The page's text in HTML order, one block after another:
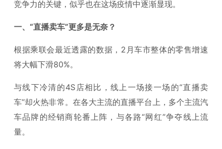
竞争力的关键，似乎也在这场疫情中逐渐显现。
一、“直播卖车”更多是无奈？
根据乘联会最近透露的数据，2月车市整体的零售增速
将大幅下滑80%。
与线下冷清的4S店相比，线上一场接一场的“直播卖
车”却火热非常。在各大主流的直播平台上，多个主流汽
车品牌的经销商轮番上阵，与各路“网红”争夺线上流
量。